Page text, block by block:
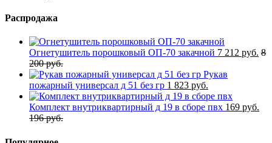
Распродажа
Огнетушитель порошковый ОП-70 закачной 7 212 руб. 8
200 руб.
Рукав
пожарный универсал д 51 без гр 1 823 руб.
Комплект внутриквартирный д 19 в сборе пвх 169 руб.
196 руб.